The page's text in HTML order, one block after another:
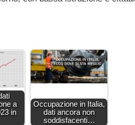
a
in
Occupazione in Italia,
dati ancora non
soddisfacenti…